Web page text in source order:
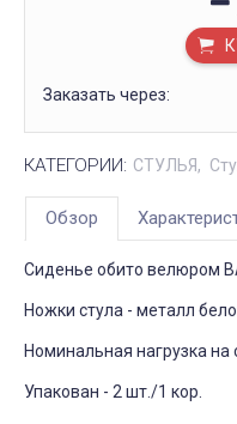
Заказать через:
КАТЕГОРИИ: СТУЛЬЯ
Обзор
Сиденье обито велюром
Ножки стула - металл
Номинальная нагрузка на
Упакован - 2 шт./1 кор.